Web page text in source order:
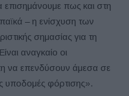
πως και στη
– η ενίσχυση των
σημασίας για τη
αναγκαίο οι
να επενδύσουν άμεσα σε
υποδομές φόρτισης».